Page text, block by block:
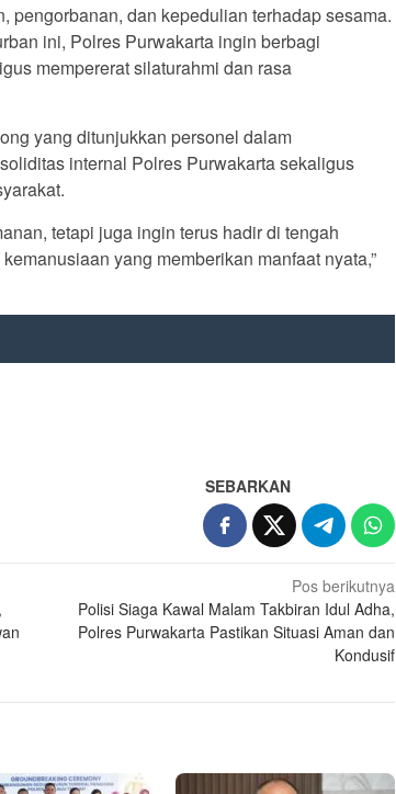
pengorbanan, dan kepedulian terhadap sesama.
ini, Polres Purwakarta ingin berbagi
mempererat silaturahmi dan rasa
yang ditunjukkan personel dalam
internal Polres Purwakarta sekaligus
tetapi juga ingin terus hadir di tengah
yang memberikan manfaat nyata,”
SEBARKAN
Pos berikutnya
Polisi Siaga Kawal Malam Takbiran Idul Adha,
Polres Purwakarta Pastikan Situasi Aman dan
Kondusif